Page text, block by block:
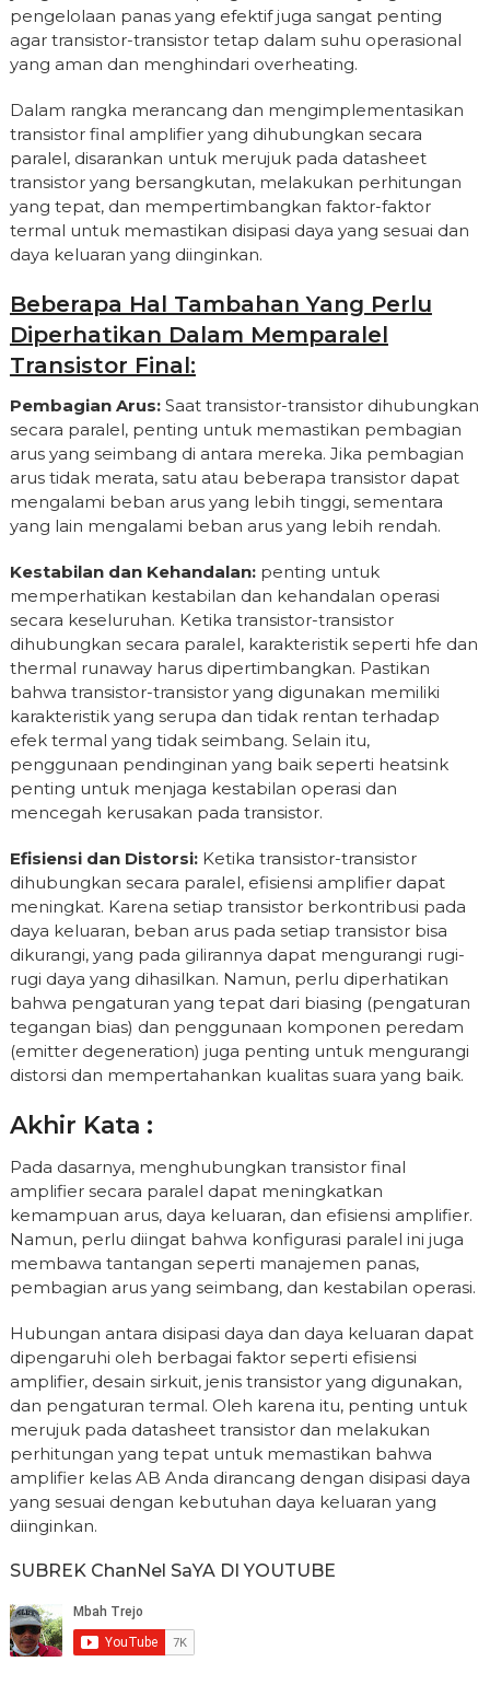
pengelolaan panas yang efektif juga sangat penting
agar transistor-transistor tetap dalam suhu operasional
yang aman dan menghindari overheating.
Dalam rangka merancang dan mengimplementasikan
transistor final amplifier yang dihubungkan secara
paralel, disarankan untuk merujuk pada datasheet
transistor yang bersangkutan, melakukan perhitungan
yang tepat, dan mempertimbangkan faktor-faktor
termal untuk memastikan disipasi daya yang sesuai dan
daya keluaran yang diinginkan.
Beberapa Hal Tambahan Yang Perlu
Diperhatikan Dalam Memparalel
Transistor Final:
Pembagian Arus:Saat transistor-transistor dihubungkan
secara paralel, penting untuk memastikan pembagian
arus yang seimbang di antara mereka. Jika pembagian
arus tidak merata, satu atau beberapa transistor dapat
mengalami beban arus yang lebih tinggi, sementara
yang lain mengalami beban arus yang lebih rendah.
Kestabilan dan Kehandalan:penting untuk
memperhatikan kestabilan dan kehandalan operasi
secara keseluruhan. Ketika transistor-transistor
dihubungkan secara paralel, karakteristik seperti hfe dan
thermal runaway harus dipertimbangkan. Pastikan
bahwa transistor-transistor yang digunakan memiliki
karakteristik yang serupa dan tidak rentan terhadap
efek termal yang tidak seimbang. Selain itu,
penggunaan pendinginan yang baik seperti heatsink
penting untuk menjaga kestabilan operasi dan
mencegah kerusakan pada transistor.
Efisiensi dan Distorsi:Ketika transistor-transistor
dihubungkan secara paralel, efisiensi amplifier dapat
meningkat. Karena setiap transistor berkontribusi pada
daya keluaran, beban arus pada setiap transistor bisa
dikurangi, yang pada gilirannya dapat mengurangi rugi-
rugi daya yang dihasilkan. Namun, perlu diperhatikan
bahwa pengaturan yang tepat dari biasing (pengaturan
tegangan bias) dan penggunaan komponen peredam
(emitter degeneration) juga penting untuk mengurangi
distorsi dan mempertahankan kualitas suara yang baik.
Akhir Kata :
Pada dasarnya, menghubungkan transistor final
amplifier secara paralel dapat meningkatkan
kemampuan arus, daya keluaran, dan efisiensi amplifier.
Namun, perlu diingat bahwa konfigurasi paralel ini juga
membawa tantangan seperti manajemen panas,
pembagian arus yang seimbang, dan kestabilan operasi.
Hubungan antara disipasi daya dan daya keluaran dapat
dipengaruhi oleh berbagai faktor seperti efisiensi
amplifier, desain sirkuit, jenis transistor yang digunakan,
dan pengaturan termal. Oleh karena itu, penting untuk
merujuk pada datasheet transistor dan melakukan
perhitungan yang tepat untuk memastikan bahwa
amplifier kelas AB Anda dirancang dengan disipasi daya
yang sesuai dengan kebutuhan daya keluaran yang
diinginkan.
SUBREK ChanNel SaYA DI YOUTUBE